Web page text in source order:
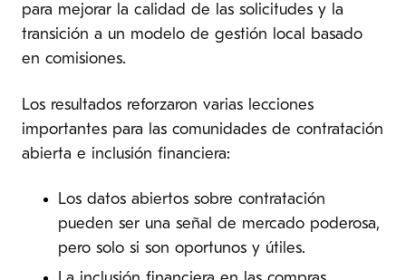
para mejorar la calidad de las solicitudes y la
transición a un modelo de gestión local basado
en comisiones.
Los resultados reforzaron varias lecciones
importantes para las comunidades de contratación
abierta e inclusión financiera:
Los datos abiertos sobre contratación
pueden ser una señal de mercado poderosa,
pero solo si son oportunos y útiles.